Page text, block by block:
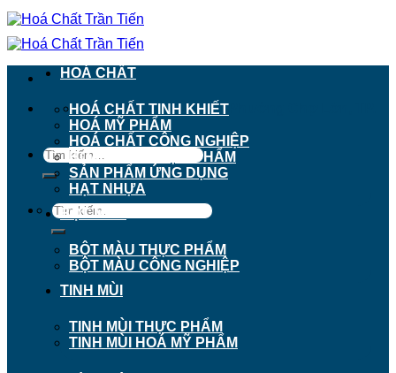
Chuyển
đến
nội
911 - 913 Nguyễn Trãi, Phường Chợ Lớn, TP.
Hồ Chí Minh
Tìm
kiếm:
Tìm
kiếm:
HOÁ CHẤT
HOÁ CHẤT TINH KHIẾT
HOÁ MỸ PHẨM
HOÁ CHẤT CÔNG NGHIỆP
HOÁ CHẤT THỰC PHẨM
SẢN PHẨM ỨNG DỤNG
HẠT NHỰA
BỘT MÀU
BỘT MÀU THỰC PHẨM
BỘT MÀU CÔNG NGHIỆP
TINH MÙI
TINH MÙI THỰC PHẨM
TINH MÙI HOÁ MỸ PHẨM